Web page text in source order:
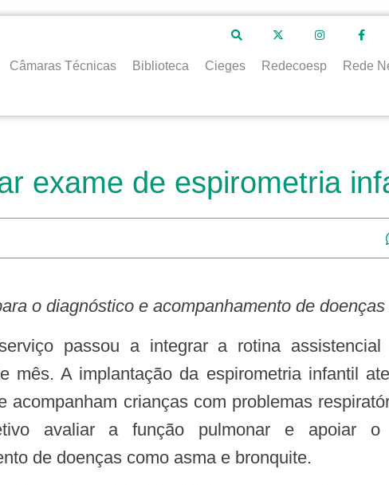
Câmaras Técnicas Biblioteca Cieges Redecoesp Rede
exame de espirometria
o diagnóstico e acompanhamento de
serviço passou a integrar a rotina assistencial
mês. A implantação da espirometria infantil
acompanham crianças com problemas
avaliar a função pulmonar e apoiar
de doenças como asma e bronquite.